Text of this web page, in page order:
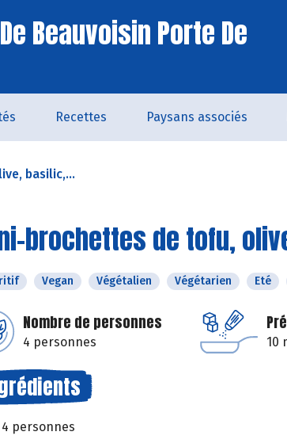
Beauvoisin Porte De
Recettes Paysans associés
basilic,...
brochettes de tofu,
Vegan Végétalien Végétarien Eté
Nombre de personnes
4 personnes 10
4 personnes